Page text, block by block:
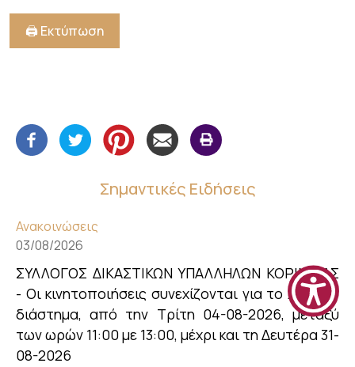
Σημαντικές Ειδήσεις
Ανακοινώσεις
03/08/2026
ΣΥΛΛΟΓΟΣ ΔΙΚΑΣΤΙΚΩΝ ΥΠΑΛΛΗΛΩΝ ΚΟΡΙΝΘΙΑΣ
- Οι κινητοποιήσεις συνεχίζονται για το χρονικό
διάστημα, από την Τρίτη 04-08-2026, μεταξύ
των ωρών 11:00 με 13:00, μέχρι και τη Δευτέρα 31-
08-2026
🖨️ Εκτύπωση